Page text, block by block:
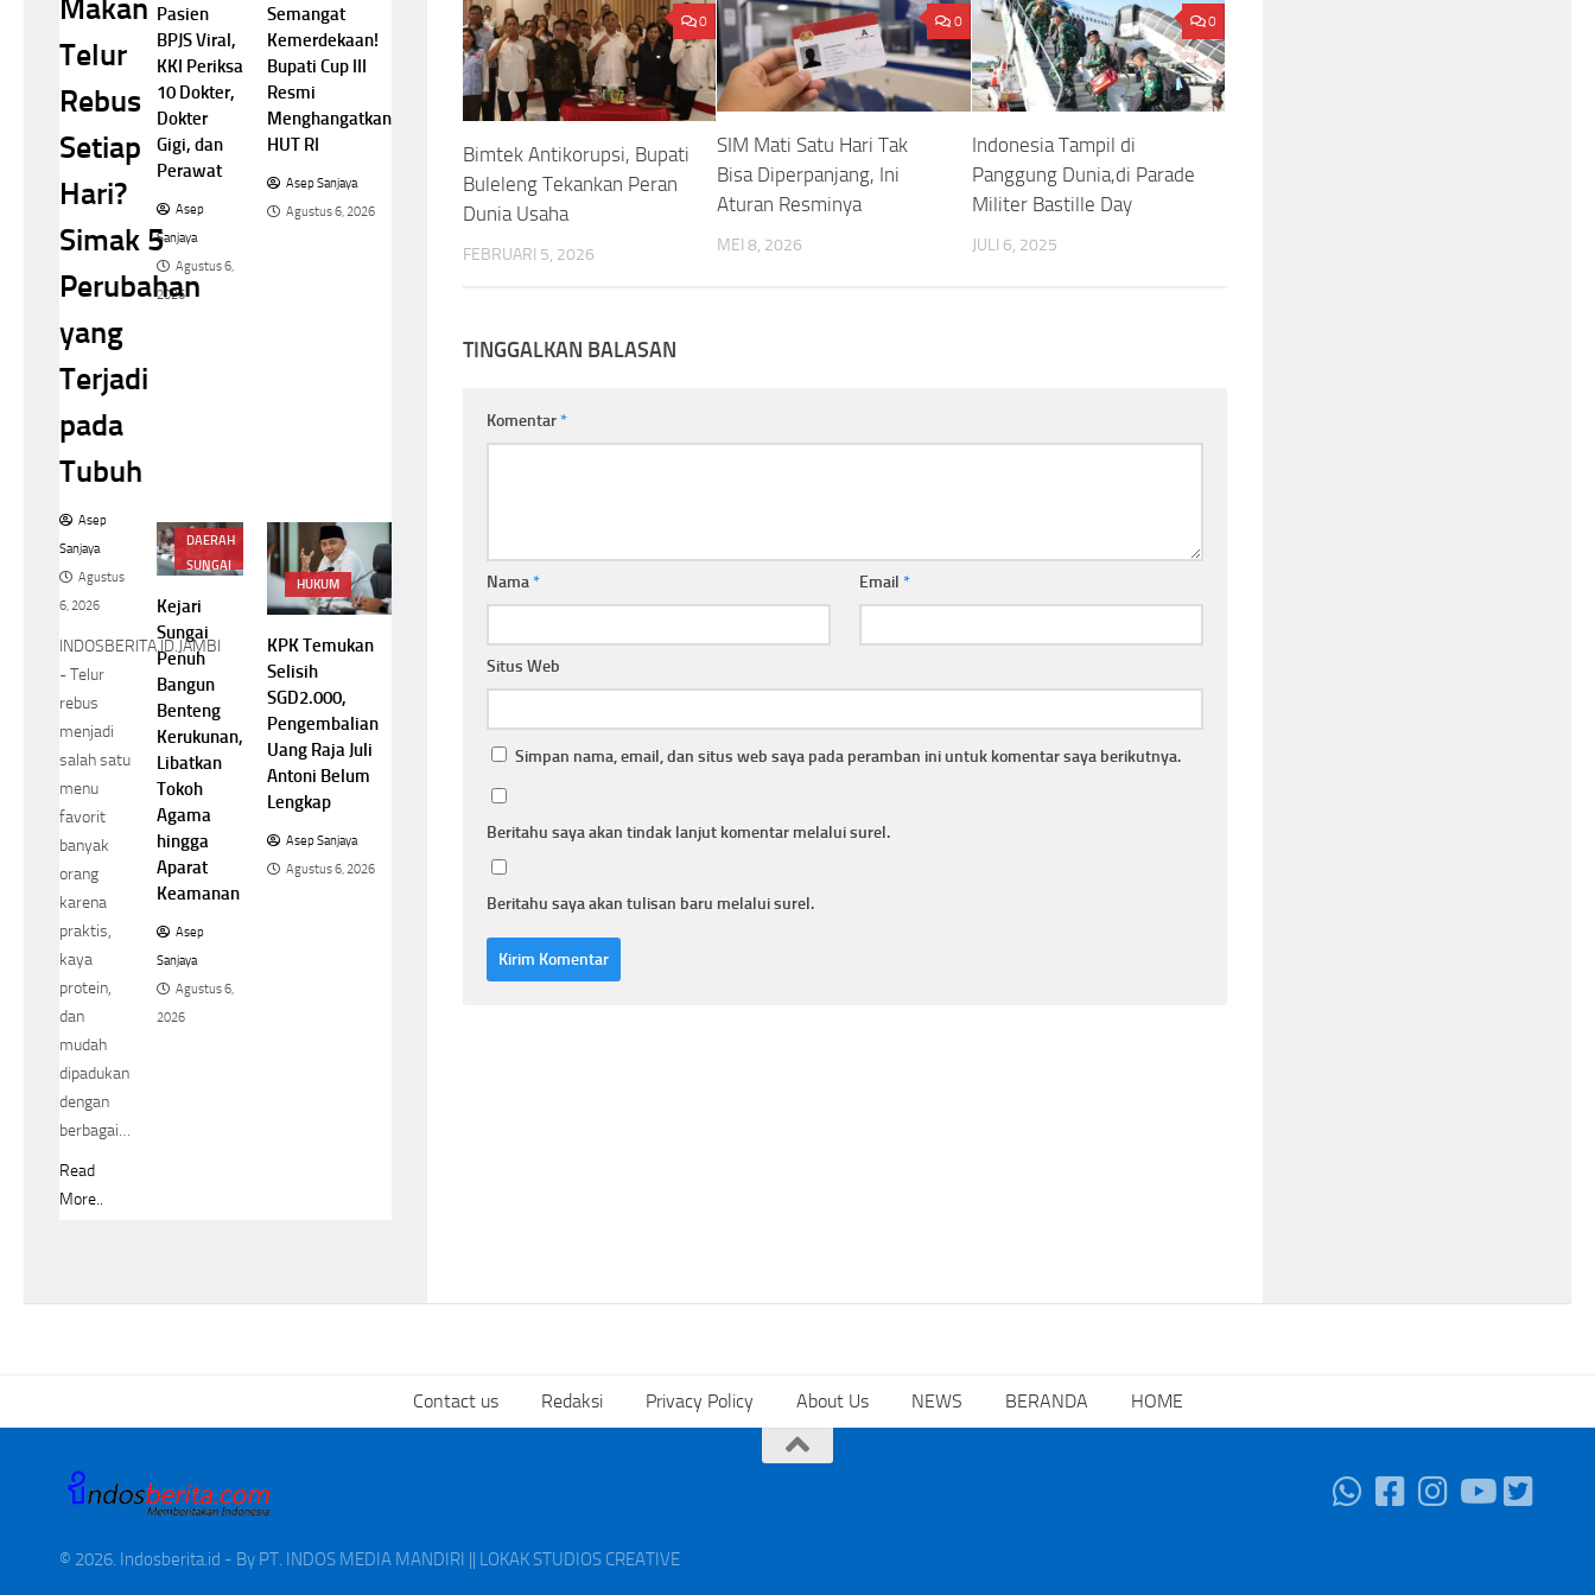
0
Bimtek Antikorupsi, Bupati
Buleleng Tekankan Peran
Dunia Usaha
FEBRUARI 5, 2026
0
SIM Mati Satu Hari Tak
Bisa Diperpanjang, Ini
Aturan Resminya
MEI 8, 2026
0
Indonesia Tampil di
Panggung Dunia,di Parade
Militer Bastille Day
JULI 6, 2025
TINGGALKAN BALASAN
Komentar*
Nama* Email*
Situs Web
Simpan nama, email, dan situs web saya pada peramban ini untuk komentar saya berikutnya.
Beritahu saya akan tindak lanjut komentar melalui surel.
Beritahu saya akan tulisan baru melalui surel.
Makan
Telur
Rebus
Setiap
Hari?
Simak 5
Perubahan
yang
Terjadi
pada
Tubuh
Asep
Sanjaya
Agustus
6, 2026
INDOSBERITA.ID.JAMBI
- Telur
rebus
menjadi
salah satu
menu
favorit
banyak
orang
karena
praktis,
kaya
protein,
dan
mudah
dipadukan
dengan
berbagai…
Read
More..
Pasien
BPJS Viral,
KKI Periksa
10 Dokter,
Dokter
Gigi, dan
Perawat
Asep
Sanjaya
Agustus 6,
2026
Semangat
Kemerdekaan!
Bupati Cup III
Resmi
Menghangatkan
HUT RI
Asep Sanjaya
Agustus 6, 2026
DAERAH
SUNGAI
PENUH
Kejari
Sungai
Penuh
Bangun
Benteng
Kerukunan,
Libatkan
Tokoh
Agama
hingga
Aparat
Keamanan
Asep
Sanjaya
Agustus 6,
2026
HUKUM
KPK Temukan
Selisih
SGD2.000,
Pengembalian
Uang Raja Juli
Antoni Belum
Lengkap
Asep Sanjaya
Agustus 6, 2026
Contact us Redaksi Privacy Policy About Us NEWS BERANDA HOME
© 2026. Indosberita.id - By PT. INDOS MEDIA MANDIRI || LOKAK STUDIOS CREATIVE